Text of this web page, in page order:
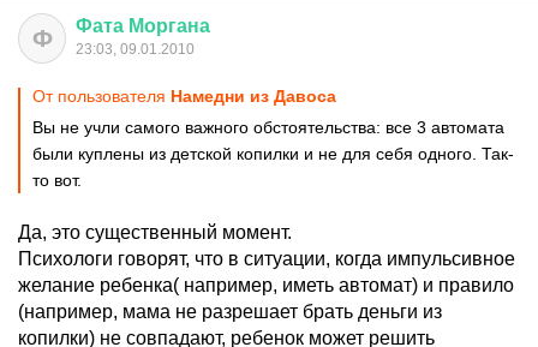
Ф Фата Моргана
23:03, 09.01.2010
От пользователя Намедни из Давоса
Вы не учли самого важного обстоятельства: все 3 автомата
были куплены из детской копилки и не для себя одного. Так-
то вот.
Да, это существенный момент.
Психологи говорят, что в ситуации, когда импульсивное
желание ребенка( например, иметь автомат) и правило
(например, мама не разрешает брать деньги из
копилки) не совпадают, ребенок может решить